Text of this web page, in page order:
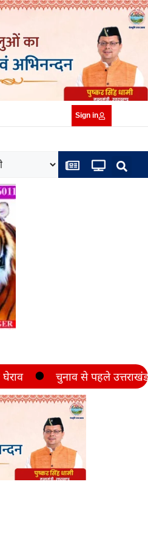
Sign in
पहले उत्तराखंड में जनगणना की